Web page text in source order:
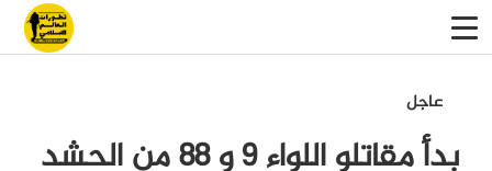
عاجل
بدأ مقاتلو اللواء 9 و 88 من الحشد